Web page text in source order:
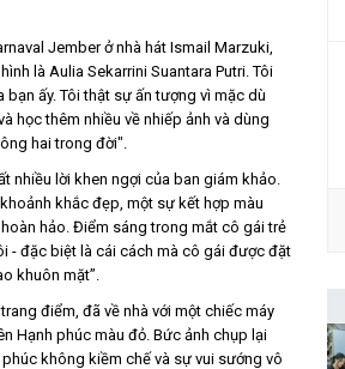
Jember ở nhà hát Ismail Marzuki,
là Aulia Sekarrini Suantara Putri. Tôi
ấy. Tôi thật sự ấn tượng vì mặc dù
học thêm nhiều về nhiếp ảnh và dùng
hai trong đời".
nhiều lời khen ngợi của ban giám khảo.
khắc đẹp, một sự kết hợp màu
hảo. Điểm sáng trong mắt cô gái trẻ
- đặc biệt là cái cách mà cô gái được đặt
khuôn mặt”.
điểm, đã về nhà với một chiếc máy
Hạnh phúc màu đỏ. Bức ảnh chụp lại
không kiềm chế và sự vui sướng vô